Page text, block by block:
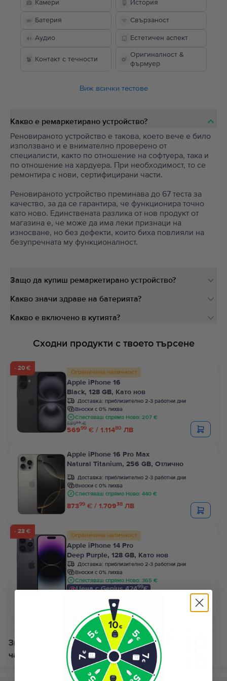
Камери История
Батерия Свързаност
Аудио Естетичен аспект
Контакт с течности
Оригиналност &
фърмуер
Виж всички тестове
Какво е ремаркетирано устройство?
Реновираното устройство е такова, което вече е било
използвано и е внимателно проверено от
специалисти, както по отношение на софтуера, така и
по отношение на хардуера. При необходимост, то се
ремонтира с нови, сертифицирани части.
Реновираното устройство преминава до 67 теста за
качество, за да се гарантира, че функционира точно
като ново. Единствената разлика от нов продукт от
магазина е, че може да има леки признаци на
износване, но без дефекти, които биха повлияли на
безупречната му функционалност.
Защо да купиш ремаркетирано устройство?
Какво значи здраве на батерията?
Какво е включено в кутията?
Сходни продукти с твоето търсене
- 20 €
Ограничена наличност
Apple iPhone 16
Black, 128 GB, Като нов
Доставка: приблизително 2-3 работни дни
Вноски с 0% лихва
Спестяваш спрямо Ново: 207 €
56999 € / 1.11480 ЛВ
58999€
Apple iPhone 16 Pro Max
Natural Titanium, 256 GB, Отлично
Доставка: приблизително 2-3 работни дни
Вноски с 0% лихва
Спестяваш спрямо Ново: 440 €
87399 € / 1.70938 ЛВ
- 23 €
Ограничена наличност
Apple iPhone 14 Pro
Deep Purple, 128 GB, Като нов
Доставка: приблизително 2-3 работни дни
Вноски с 0% лихва
Спестяваш спрямо Ново: 365 €
Цена с Genius 42499€
€ / 870 32ЛВ